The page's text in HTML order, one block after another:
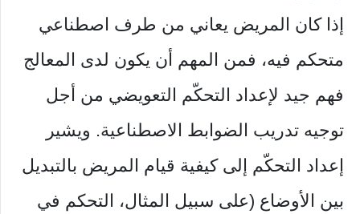
إذا كان المريض يعاني من طرف اصطناعي
متحكم فيه، فمن المهم أن يكون لدى المعالج
فهم جيد لإعداد التحكّم التعويضي من أجل
توجيه تدريب الضوابط الاصطناعية. ويشير
إعداد التحكّم إلى كيفية قيام المريض بالتبديل
بين الأوضاع (على سبيل المثال، التحكم في